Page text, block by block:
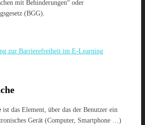
mit Behinderungen“ oder
(BGG).
zur Barrierefreiheit im E-Learning
ist das Element, über das der Benutzer ein
Gerät (Computer, Smartphone …)